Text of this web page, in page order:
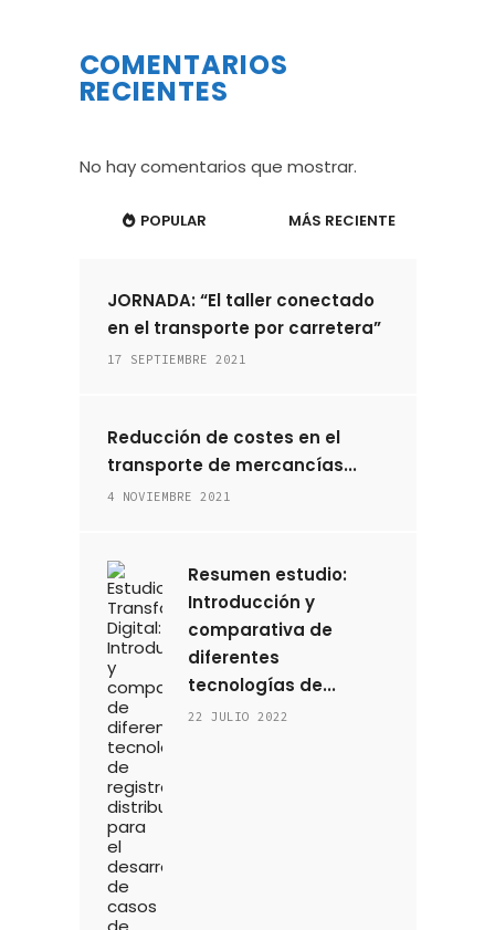
COMENTARIOS
RECIENTES
No hay comentarios que mostrar.
POPULAR MÁS RECIENTE
JORNADA: “El taller conectado
en el transporte por carretera”
17 SEPTIEMBRE 2021
Reducción de costes en el
transporte de mercancías...
4 NOVIEMBRE 2021
Resumen estudio:
Introducción y
comparativa de
diferentes
tecnologías de...
22 JULIO 2022